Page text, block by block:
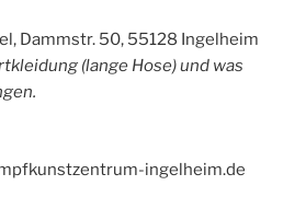
Dammstr. 50, 55128 Ingelheim
(lange Hose) und was
ingelheim.de